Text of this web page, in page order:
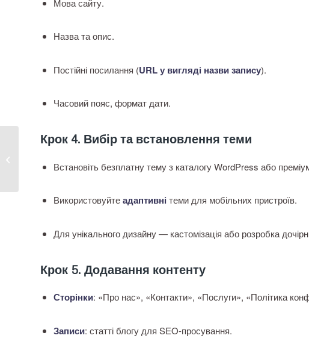
Мова сайту.
Назва та опис.
Постійні посилання (URL у вигляді назви запису).
Часовий пояс, формат дати.
Крок 4. Вибір та встановлення теми
Встановіть безплатну тему з каталогу WordPress або
Використовуйтеадаптивні теми для мобільних пристроїв.
Для унікального дизайну — кастомізація або розробка
Крок 5. Додавання контенту
Сторінки: «Про нас», «Контакти», «Послуги», «Політика
Записи: статті блогу для SEO-просування.
працювати?